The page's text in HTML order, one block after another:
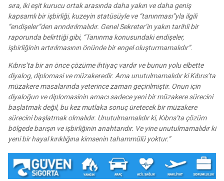
sıra, iki eşit kurucu ortak arasında daha yakın ve daha geniş
kapsamlı bir işbirliği, kuzeyin statüsüyle ve “tanınması”yla ilgili
“endişeler”den arındırılmalıdır. Genel Sekreter’in yakın tarihli bir
raporunda belirttiği gibi, “Tanınma konusundaki endişeler,
işbirliğinin artırılmasının önünde bir engel oluşturmamalıdır”.
Kıbrıs’ta bir an önce çözüme ihtiyaç vardır ve bunun yolu elbette
diyalog, diplomasi ve müzakeredir. Ama unutulmamalıdır ki Kıbrıs’ta
müzakere masalarında yeterince zaman geçirilmiştir. Onun için
diyaloğun ve diplomasinin amacı sadece yeni bir müzakere sürecini
başlatmak değil, bu kez mutlaka sonuç üretecek bir müzakere
sürecini başlatmak olmalıdır. Unutulmamalıdır ki, Kıbrıs’ta çözüm
bölgede barışın ve işbirliğinin anahtarıdır. Ve yine unutulmamalıdır ki
yeni bir hayal kırıklığına kimsenin tahammülü yoktur.”